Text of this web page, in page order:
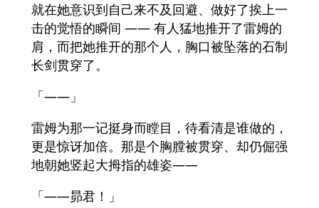
就在她意识到自己来不及回避、做好了挨上一
击的觉悟的瞬间 —— 有人猛地推开了雷姆的
肩，而把她推开的那个人，胸口被坠落的石制
长剑贯穿了。
「——」
雷姆为那一记挺身而瞠目，待看清是谁做的，
更是惊讶加倍。那是个胸膛被贯穿、却仍倔强
地朝她竖起大拇指的雄姿——
「——昴君！」